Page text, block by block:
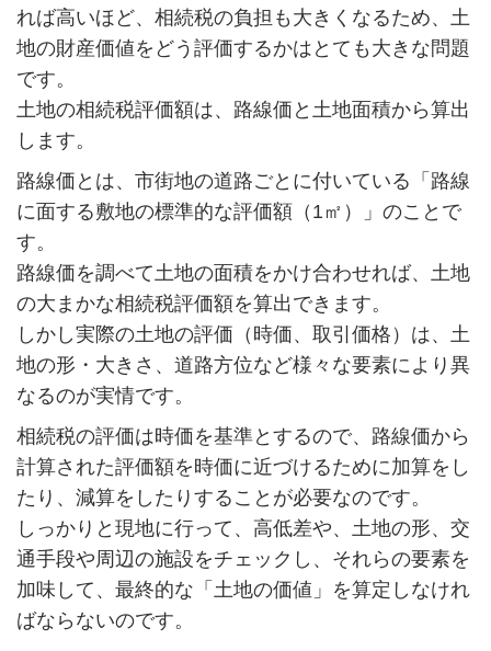
れば高いほど、相続税の負担も大きくなるため、土
地の財産価値をどう評価するかはとても大きな問題
です。
土地の相続税評価額は、路線価と土地面積から算出
します。
路線価とは、市街地の道路ごとに付いている「路線
に面する敷地の標準的な評価額（1㎡）」のことで
す。
路線価を調べて土地の面積をかけ合わせれば、土地
の大まかな相続税評価額を算出できます。
しかし実際の土地の評価（時価、取引価格）は、土
地の形・大きさ、道路方位など様々な要素により異
なるのが実情です。
相続税の評価は時価を基準とするので、路線価から
計算された評価額を時価に近づけるために加算をし
たり、減算をしたりすることが必要なのです。
しっかりと現地に行って、高低差や、土地の形、交
通手段や周辺の施設をチェックし、それらの要素を
加味して、最終的な「土地の価値」を算定しなけれ
ばならないのです。